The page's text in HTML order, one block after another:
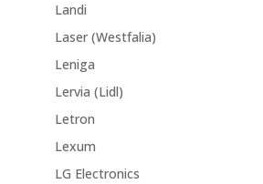
Landi
Laser (Westfalia)
Leniga
Lervia (Lidl)
Letron
Lexum
LG Electronics